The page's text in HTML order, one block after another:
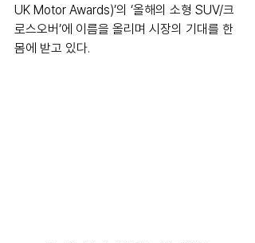
UK Motor Awards)’의 ‘올해의 소형 SUV/크
로스오버’에 이름을 올리며 시장의 기대를 한
몸에 받고 있다.